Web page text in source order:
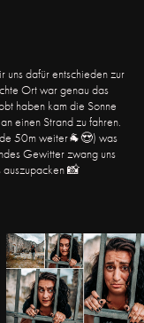
dafür entschieden zur
Ort war genau das
haben kam die Sonne
einen Strand zu fahren.
50m weiter🐐😍) was
Gewitter zwang uns
auszupacken 📸